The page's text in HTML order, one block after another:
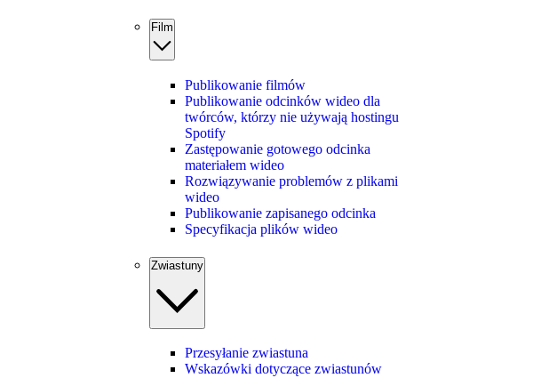
Film
Publikowanie filmów
Publikowanie odcinków wideo dla
twórców, którzy nie używają hostingu
Spotify
Zastępowanie gotowego odcinka
materiałem wideo
Rozwiązywanie problemów z plikami
wideo
Publikowanie zapisanego odcinka
Specyfikacja plików wideo
Zwiastuny
Przesyłanie zwiastuna
Wskazówki dotyczące zwiastunów